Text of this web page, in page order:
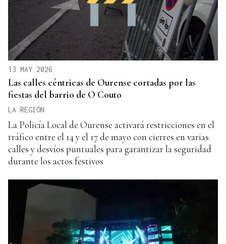
13 MAY 2026
Las calles céntricas de Ourense cortadas por las
fiestas del barrio de O Couto
LA REGIÓN
La Policía Local de Ourense activará restricciones en el
tráfico entre el 14 y el 17 de mayo con cierres en varias
calles y desvíos puntuales para garantizar la seguridad
durante los actos festivos